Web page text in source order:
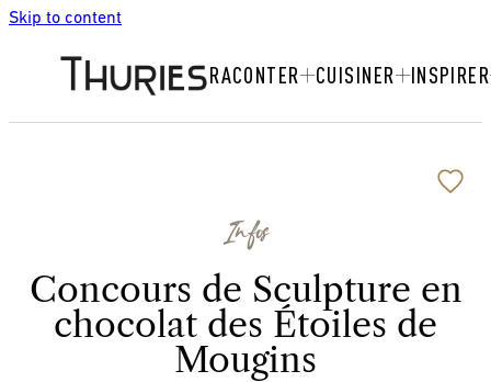
Skip to content
RACONTER CUISINER INSPIRER
Infos
Concours de Sculpture en
chocolat des Étoiles de
Mougins